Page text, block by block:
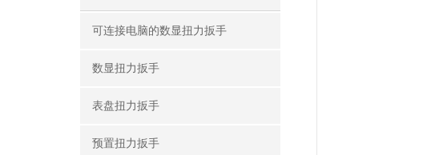
可连接电脑的数显扭力扳手
数显扭力扳手
表盘扭力扳手
预置扭力扳手